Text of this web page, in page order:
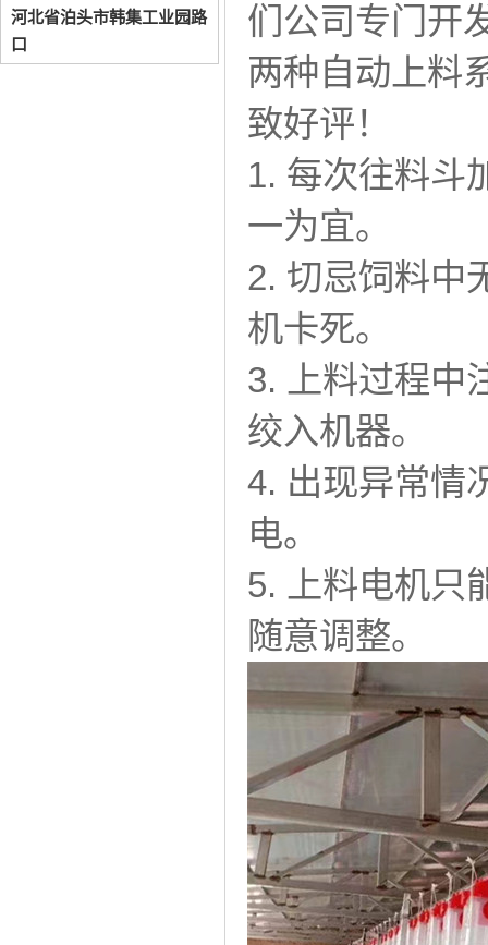
河北省泊头市韩集工业园路
口
们公司专门开
两种自动上料
致好评！
1. 每次往料斗
一为宜。
2. 切忌饲料中
机卡死。
3. 上料过程中
绞入机器。
4. 出现异常情
电。
5. 上料电机只
随意调整。